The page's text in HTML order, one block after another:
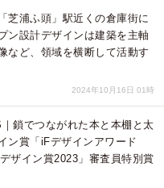
芝浦ふ頭」駅近くの倉庫街に
ン設計デザインは建築を主軸
など、領域を横断して活動す
2024年10月16日 01時
鎖でつながれた本と本棚と太
ン賞「iFデザインアワード
ザイン賞2023」審査員特別賞